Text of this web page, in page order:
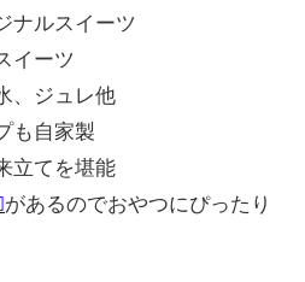
ナルスイーツ
イーツ
、ジュレ他
も自家製
立てを堪能
があるのでおやつにぴったり